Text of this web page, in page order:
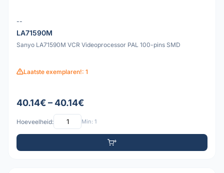
--
LA71590M
Sanyo LA71590M VCR Videoprocessor PAL 100-pins SMD
Laatste exemplaren!: 1
40.14€ – 40.14€
Hoeveelheid: Min: 1